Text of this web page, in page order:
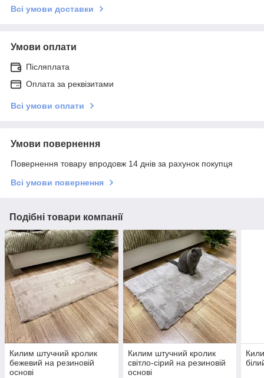
Всі умови доставки
Умови оплати
Післяплата
Оплата за реквізитами
Всі умови оплати
Умови повернення
Повернення товару впродовж 14 днів за рахунок покупця
Всі умови повернення
Подібні товари компанії
Килим штучний кролик
бежевий на резиновій
основі
Килим штучний кролик
світло-сірий на резиновій
основі